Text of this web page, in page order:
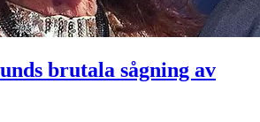
brutala sågning av